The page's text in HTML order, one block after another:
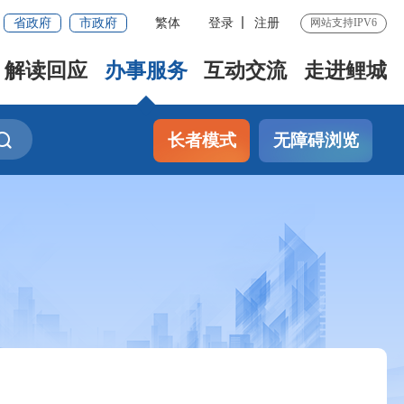
省政府 市政府 繁体 登录 注册 网站支持IPV6
解读回应 办事服务 互动交流 走进鲤城
长者模式 无障碍浏览